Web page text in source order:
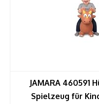
JAMARA 460591
Spielzeug für